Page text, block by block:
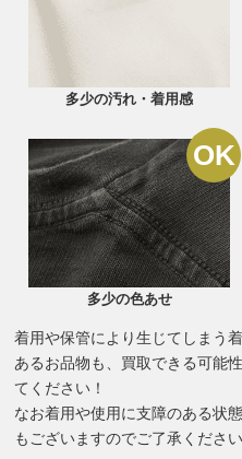
多少の汚れ・着用感
多少の色あせ
着用や保管により生じてしまう
あるお品物も、買取できる可能
てください！
なお着用や使用に支障のある状
もございますのでご了承ください